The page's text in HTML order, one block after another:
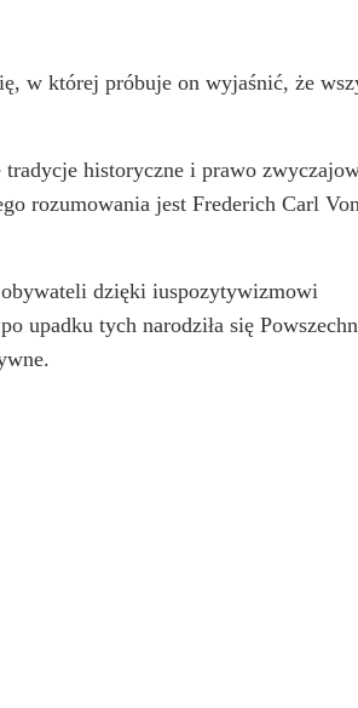
w której próbuje on wyjaśnić, że
historyczne i prawo
rozumowania jest Frederich Carl Von
dzięki iuspozytywizmowi
upadku tych narodziła się